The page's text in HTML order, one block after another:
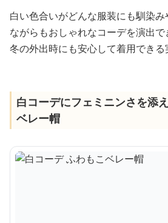
白い色合いがどんな服装にも馴染
ながらもおしゃれなコーデを演出で
冬の外出時にも安心して着用できる
白コーデにフェミニンさを添
ベレー帽